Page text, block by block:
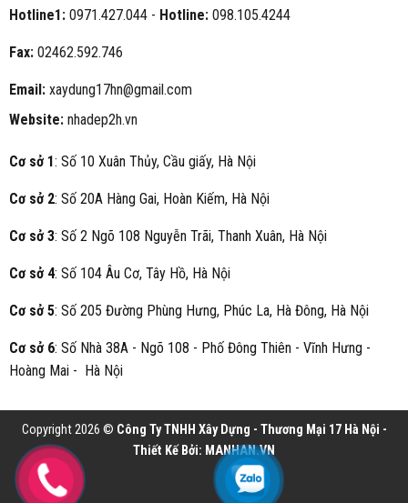
Hotline1:0971.427.044 - Hotline:098.105.4244
Fax:02462.592.746
Email:xaydung17hn@gmail.com
Website:nhadep2h.vn
Cơ sở 1: Số 10 Xuân Thủy, Cầu giấy, Hà Nội
Cơ sở 2: Số 20A Hàng Gai, Hoàn Kiếm, Hà Nội
Cơ sở 3: Số 2 Ngõ 108 Nguyễn Trãi, Thanh Xuân, Hà Nội
Cơ sở 4: Số 104 Âu Cơ, Tây Hồ, Hà Nội
Cơ sở 5: Số 205 Đường Phùng Hưng, Phúc La, Hà Đông, Hà Nội
Cơ sở 6: Số Nhà 38A - Ngõ 108 - Phố Đông Thiên - Vĩnh Hưng -
Hoàng Mai - Hà Nội
Copyright 2026 © Công Ty TNHH Xây Dựng - Thương Mại 17 Hà Nội -
Thiết Kế Bởi: MANHAN.VN